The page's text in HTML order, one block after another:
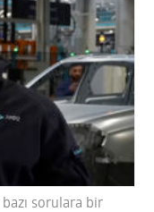
bazı sorulara bir